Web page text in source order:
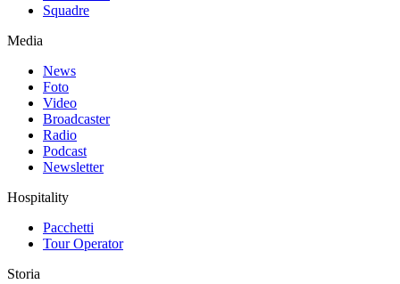
Squadre
Media
News
Foto
Video
Broadcaster
Radio
Podcast
Newsletter
Hospitality
Pacchetti
Tour Operator
Storia